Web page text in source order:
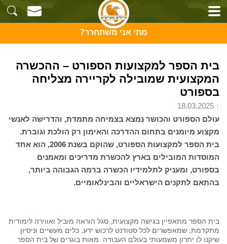
מתי אני משתחרר?
בית הספר למקצועות הספורט – ההכשרה
המקצועית שמובילה לקריירה מצליחה
בספורט
עולם הספורט והכושר נמצא בצמיחה מתמדת, והדרישה לאנשי
מקצוע מיומנים בתחום ההדרכה והאימון רק הולכת וגוברת.
בית הספר למקצועות הספורט, שהוקם בשנת 2006, הוא אחד
המוסדות המובילים בארץ להכשרת מדריכים ומאמנים
בספורט, ומעניק לתלמידיו הכשרה ברמה הגבוהה ביותר,
בהתאם לתקנים הישראליים והבינלאומיים.
בית הספר מתאפיין בגישה מקצועית, סגל הוראה מוביל ואווירה לימודית
מתקדמת, שמאפשרים לכל סטודנט לרכוש ידע, כלים מעשיים וניסיון
שיקנו לו יתרון משמעותי בעולם העבודה. מאות בוגרים של בית הספר